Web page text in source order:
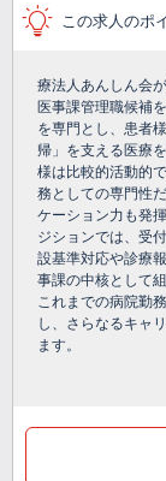
この求人のポ
療法人あんしん会
医事課管理職候補
を専門とし、患者
帰」を支える医療
様は比較的活動的
務としての専門性
ケーション力も発
ジションでは、受
設基準対応や診療
事課の中核として
これまでの病院勤
し、さらなるキャ
ます。